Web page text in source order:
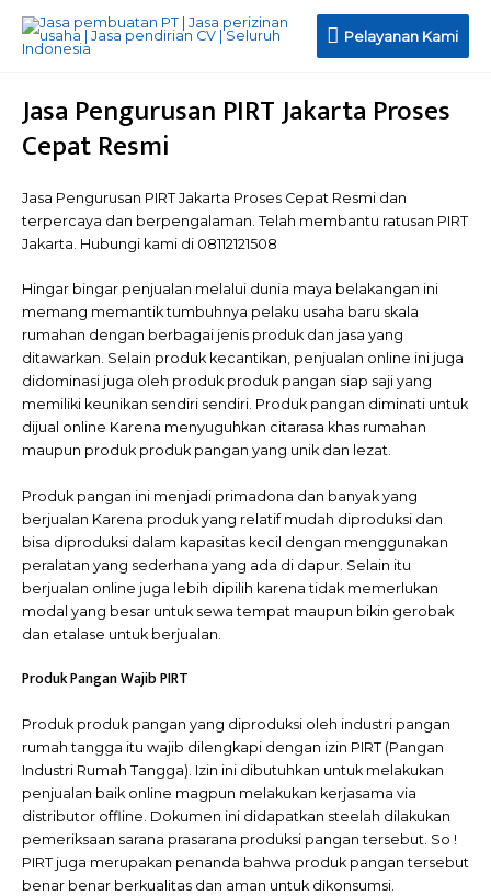
Pelayanan
Pelayanan Kami
Jasa Pengurusan PIRT Jakarta Proses
Cepat Resmi
Jasa Pengurusan PIRT Jakarta Proses Cepat Resmi dan
terpercaya dan berpengalaman. Telah membantu ratusan PIRT
Jakarta. Hubungi kami di 08112121508
Hingar bingar penjualan melalui dunia maya belakangan ini
memang memantik tumbuhnya pelaku usaha baru skala
rumahan dengan berbagai jenis produk dan jasa yang
ditawarkan. Selain produk kecantikan, penjualan online ini juga
didominasi juga oleh produk produk pangan siap saji yang
memiliki keunikan sendiri sendiri. Produk pangan diminati untuk
dijual online Karena menyuguhkan citarasa khas rumahan
maupun produk produk pangan yang unik dan lezat.
Produk pangan ini menjadi primadona dan banyak yang
berjualan Karena produk yang relatif mudah diproduksi dan
bisa diproduksi dalam kapasitas kecil dengan menggunakan
peralatan yang sederhana yang ada di dapur. Selain itu
berjualan online juga lebih dipilih karena tidak memerlukan
modal yang besar untuk sewa tempat maupun bikin gerobak
dan etalase untuk berjualan.
Produk Pangan Wajib PIRT
Produk produk pangan yang diproduksi oleh industri pangan
rumah tangga itu wajib dilengkapi dengan izin PIRT (Pangan
Industri Rumah Tangga). Izin ini dibutuhkan untuk melakukan
penjualan baik online magpun melakukan kerjasama via
distributor offline. Dokumen ini didapatkan steelah dilakukan
pemeriksaan sarana prasarana produksi pangan tersebut. So !
PIRT juga merupakan penanda bahwa produk pangan tersebut
benar benar berkualitas dan aman untuk dikonsumsi.